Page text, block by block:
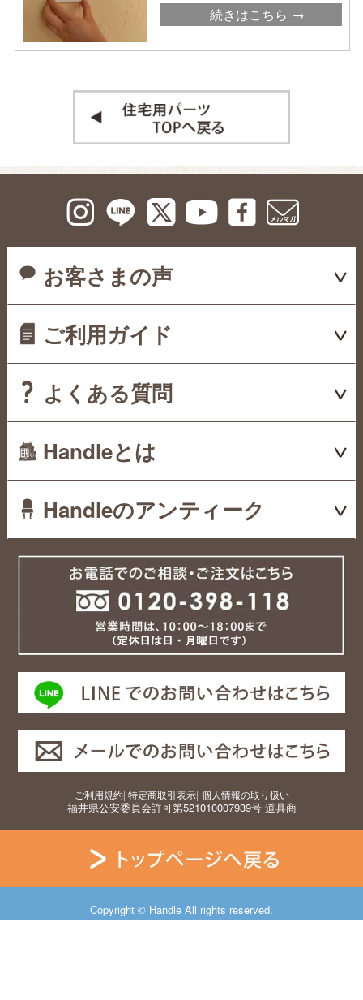
続きはこちら
お客さまの声
ご利用ガイド
よくある質問
Handleとは
Handleのアンティーク
ご利用規約| 特定商取引表示| 個人情報の取り扱い
福井県公安委員会許可第521010007939号 道具商
Copyright © Handle All rights reserved.